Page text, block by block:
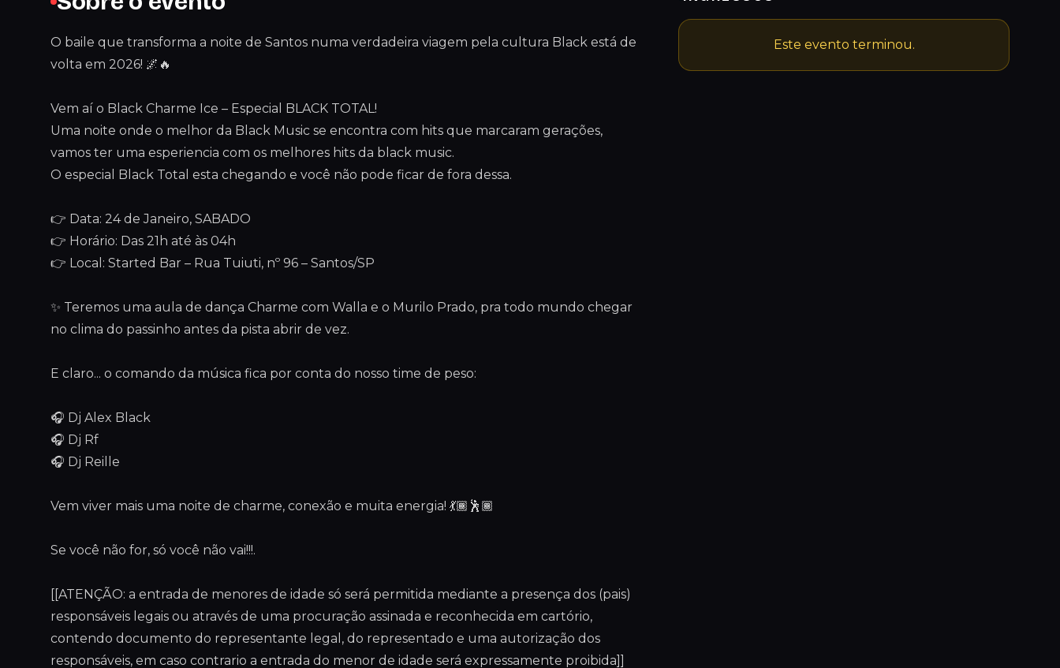
O baile que transforma a noite de Santos numa verdadeira viagem pela cultura Black está de
volta em 2026! 🌌🔥
Vem aí o Black Charme Ice – Especial BLACK TOTAL!
Uma noite onde o melhor da Black Music se encontra com hits que marcaram gerações,
vamos ter uma esperiencia com os melhores hits da black music.
O especial Black Total esta chegando e você não pode ficar de fora dessa.
👉 Data: 24 de Janeiro, SABADO
👉 Horário: Das 21h até às 04h
👉 Local: Started Bar – Rua Tuiuti, nº 96 – Santos/SP
✨ Teremos uma aula de dança Charme com Walla e o Murilo Prado, pra todo mundo chegar
no clima do passinho antes da pista abrir de vez.
E claro... o comando da música fica por conta do nosso time de peso:
🎧 Dj Alex Black
🎧 Dj Rf
🎧 Dj Reille
Vem viver mais uma noite de charme, conexão e muita energia! 💃🏾🕺🏾
Se você não for, só você não vai!!!.
[[ATENÇÃO: a entrada de menores de idade só será permitida mediante a presença dos (pais)
responsáveis legais ou através de uma procuração assinada e reconhecida em cartório,
contendo documento do representante legal, do representado e uma autorização dos
responsáveis, em caso contrario a entrada do menor de idade será expressamente proibida]]
Este evento terminou.